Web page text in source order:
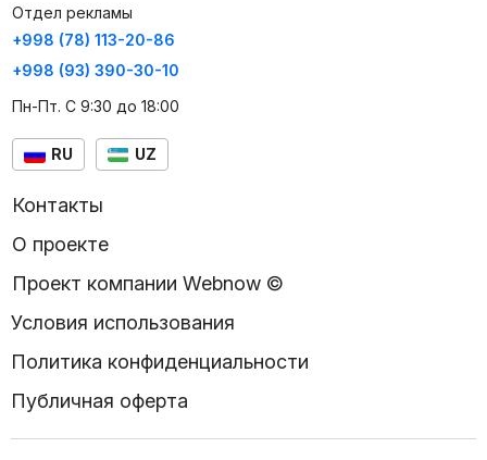
Отдел рекламы
+998 (78) 113-20-86
+998 (93) 390-30-10
Пн-Пт. С 9:30 до 18:00
RU UZ
Контакты
О проекте
Проект компании Webnow ©
Условия использования
Политика конфиденциальности
Публичная оферта